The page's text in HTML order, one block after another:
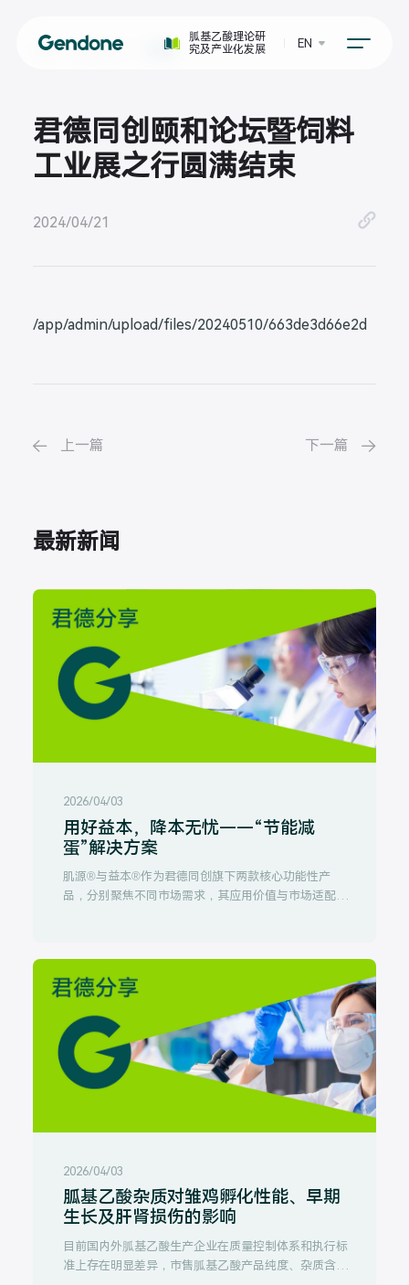
胍基乙酸理论研
究及产业化发展
EN
首页 > 媒体中心 详情
君德同创颐和论坛暨饲料
工业展之行圆满结束
2024/04/21
/app/admin/upload/files/20240510/663de3d66e2d
 上一篇 
下一篇
最新新闻
2026/04/03
用好益本，降本无忧——“节能减
蛋”解决方案
肌源®与益本®作为君德同创旗下两款核心功能性产
品，分别聚焦不同市场需求，其应用价值与市场适配性
2026/04/03
胍基乙酸杂质对雏鸡孵化性能、早期
生长及肝肾损伤的影响
目前国内外胍基乙酸生产企业在质量控制体系和执行标
准上存在明显差异，市售胍基乙酸产品纯度、杂质含量